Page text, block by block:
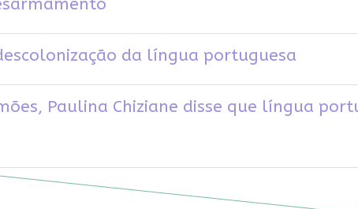
da língua portuguesa
Paulina Chiziane disse que língua